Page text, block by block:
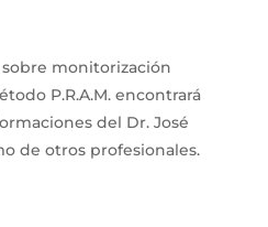
monitorización
P.R.A.M. encontrará
del Dr. José
de otros profesionales.